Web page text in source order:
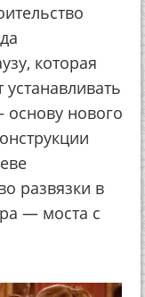
которая
основу нового
развязки в
— моста с